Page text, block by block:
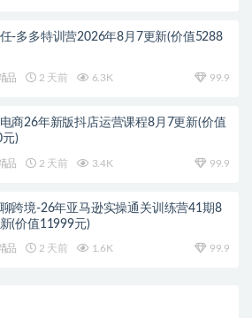
-多多特训营2026年8月7更新(价值5288
品 2 天前 6.3K 99.9
商26年新版抖店运营课程8月7更新(价值
元)
品 2 天前 3.4K 99.9
跨境-26年亚马逊实操通关训练营41期8
(价值11999元)
品 2 天前 1.6K 99.9